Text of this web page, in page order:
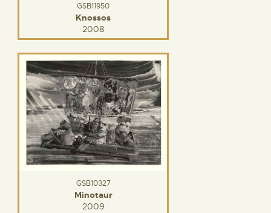
GSB11950
Knossos
2008
GSB10327
Minotaur
2009